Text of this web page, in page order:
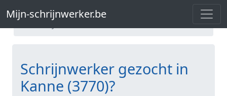
Mijn-schrijnwerker.be
Mijn-schrijnwerker.be
Schrijnwerker gezocht in
Kanne (3770)?